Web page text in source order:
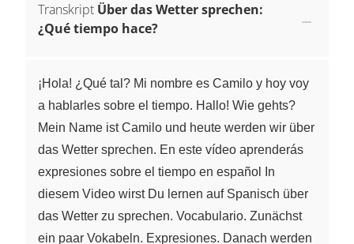
Transkript Über das Wetter sprechen:
¿Qué tiempo hace?
¡Hola! ¿Qué tal? Mi nombre es Camilo y hoy voy
a hablarles sobre el tiempo. Hallo! Wie gehts?
Mein Name ist Camilo und heute werden wir über
das Wetter sprechen. En este vídeo aprenderás
expresiones sobre el tiempo en español In
diesem Video wirst Du lernen auf Spanisch über
das Wetter zu sprechen. Vocabulario. Zunächst
ein paar Vokabeln. Expresiones. Danach werden